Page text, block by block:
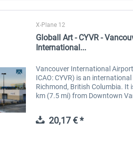
35,69 € *
X-Plane 12
Globall Art - CYVR -
International...
Vancouver International Airport
ICAO: CYVR) is an
Richmond, British Columbia. It
km (7.5 mi) from Downtown
aircraft movements...
20,17 € *